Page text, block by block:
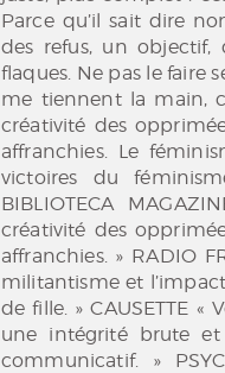
Parce qu’il sait dire
des refus, un objectif,
flaques. Ne pas le faire
me tiennent la main,
créativité des
affranchies. Le
victoires du
BIBLIOTECA
créativité des
affranchies. » RADIO
militantisme et
de fille. » CAUSETTE
une intégrité brute
communicatif. »